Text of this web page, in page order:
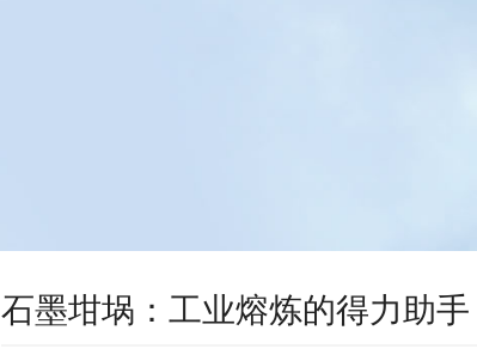
石墨坩埚：工业熔炼的得力助手